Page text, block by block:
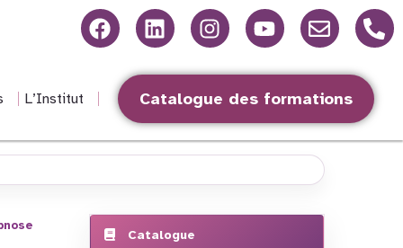
L’Institut Catalogue des formations
Catalogue